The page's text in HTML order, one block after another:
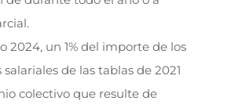
2024, un 1% del importe de los
de las tablas de 2021
colectivo que resulte de